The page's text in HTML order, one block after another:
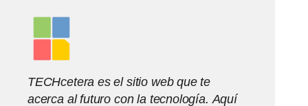
TECHcetera es el sitio web que te
acerca al futuro con la tecnología. Aquí